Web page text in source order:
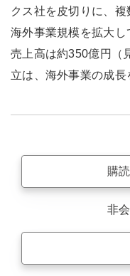
クス社を皮切りに、複
海外事業規模を拡大
売上高は約350億円（
立は、海外事業の成
購
非